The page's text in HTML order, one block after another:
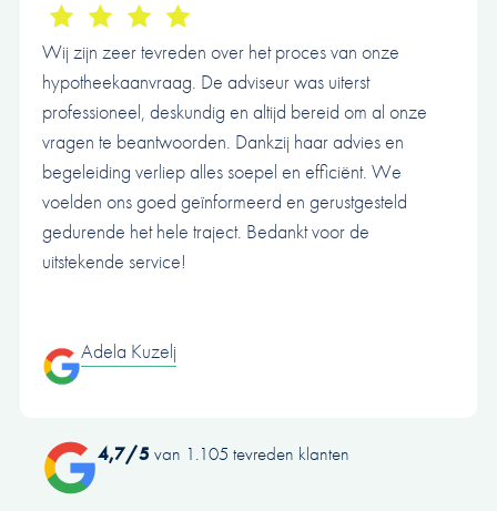
Wij zijn zeer tevreden over het proces van onze
hypotheekaanvraag. De adviseur was uiterst
professioneel, deskundig en altijd bereid om al onze
vragen te beantwoorden. Dankzij haar advies en
begeleiding verliep alles soepel en efficiënt. We
voelden ons goed geïnformeerd en gerustgesteld
gedurende het hele traject. Bedankt voor de
uitstekende service!
Adela Kuzelj
4,7/5 van 1.105 tevreden klanten